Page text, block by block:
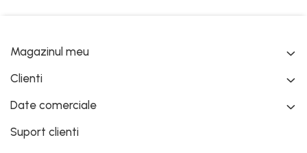
Magazinul meu
Clienti
Date comerciale
Suport clienti